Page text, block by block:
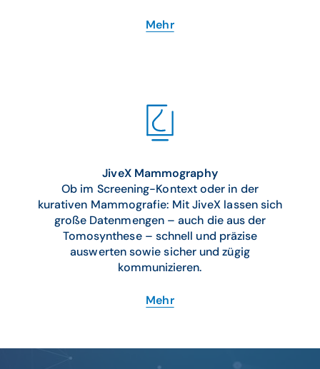
Mehr
JiveX Mammography
Ob im Screening-Kontext oder in der
kurativen Mammografie: Mit JiveX lassen sich
große Datenmengen – auch die aus der
Tomosynthese – schnell und präzise
auswerten sowie sicher und zügig
kommunizieren.
Mehr